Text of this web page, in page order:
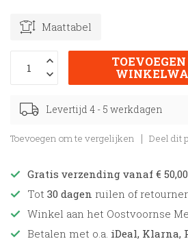
Maattabel
Levertijd 4 - 5 werkdagen
Toevoegen om te vergelijken Deel dit
Gratis verzending vanaf €
Tot 30 dagen ruilen of
Winkel aan het Oostvoornse
Betalen met o.a. iDeal, Klarna,